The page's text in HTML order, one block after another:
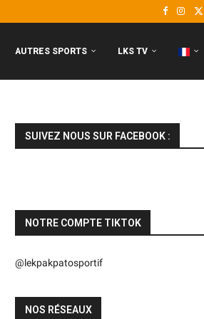
AUTRES SPORTS LKS TV
SUIVEZ NOUS SUR FACEBOOK :
NOTRE COMPTE TIKTOK
@lekpakpatosportif
NOS RÉSEAUX